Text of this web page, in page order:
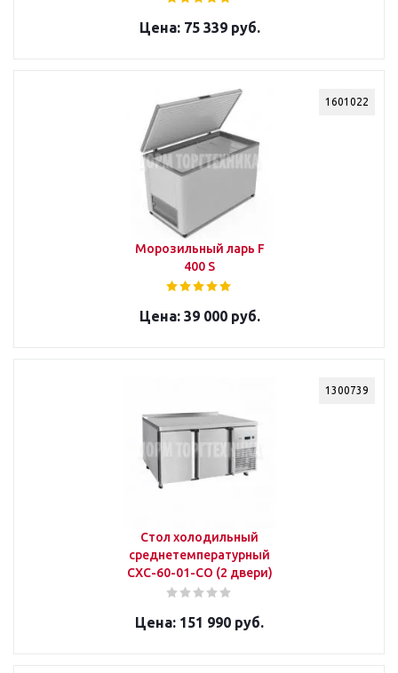
75 339 руб.
1601022
Морозильный ларь F
400 S
39 000 руб.
1300739
Стол холодильный
среднетемпературный
СХС-60-01-СО (2 двери)
151 990 руб.